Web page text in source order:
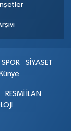
SPOR
SİYASET
Künye
RESMİ İLAN